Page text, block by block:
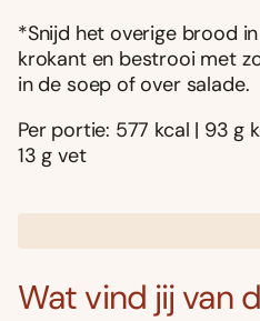
*Snijd het overige brood
krokant en bestrooi met
in de soep of over salade.
Per portie: 577 kcal | 93 g
13 g vet
Wat vind jij van